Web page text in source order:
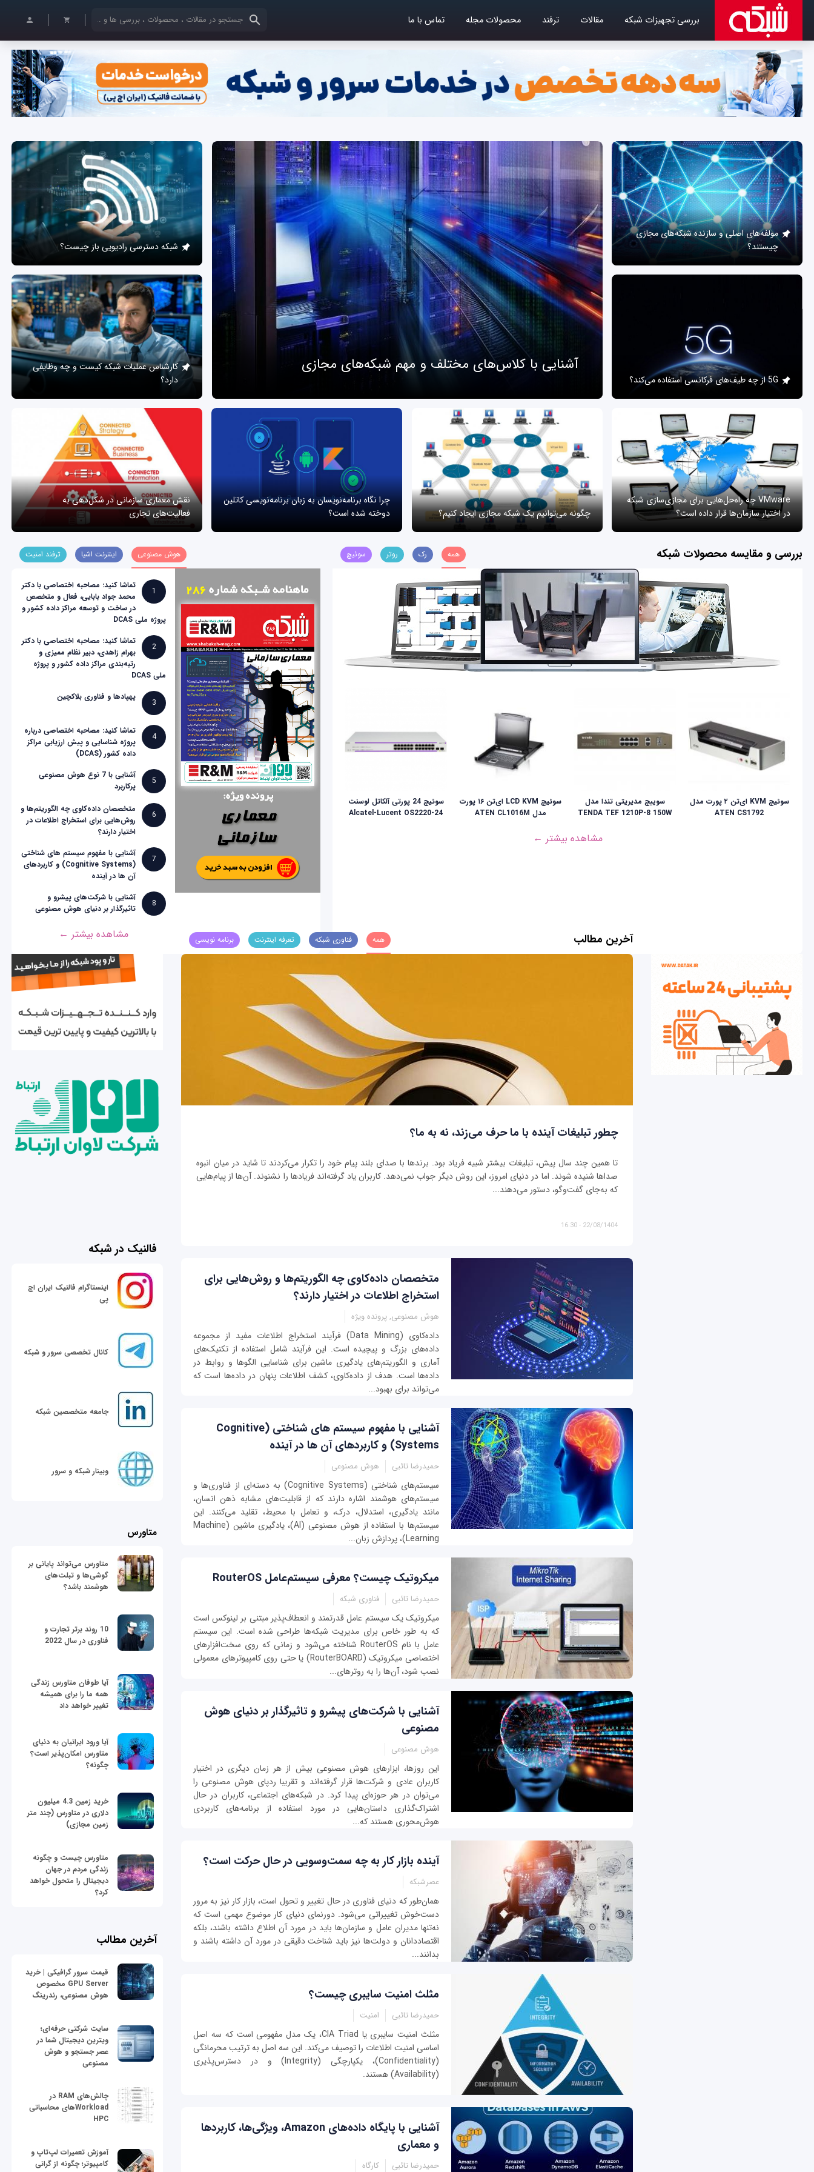
بررسی تجهیزات شبکه مقالات ترفند محصولات مجله تماس با ما کلمات کلیدی خود را وارد کنید
آشنایی با کلاس‌های مختلف و مهم شبکه‌های مجازی
مولفه‌های اصلی و سازنده شبکه‌های مجازی
چیستند؟
5G از چه طیف‌های فرکانسی استفاده می‌کند؟
شبکه دسترسی رادیویی باز چیست؟
کارشناس عملیات شبکه کیست و چه وظایفی
دارد؟
VMware چه راه‌حل‌هایی برای مجازی‌سازی شبکه
در اختیار سازمان‌ها قرار داده است؟
چگونه می‌توانیم یک شبکه مجازی ایجاد کنیم؟
چرا نگاه برنامه‌نویسان به زبان برنامه‌نویسی کاتلین
دوخته شده است؟
نقش معماری سازمانی در شکل‌دهی به
فعالیت‌های تجاری
بررسی و مقایسه محصولات شبکه همه رک روتر سوئیچ
سوئیچ KVM ای‌تن ۲ پورت مدل
ATEN CS1792
سوییچ مدیریتی تندا مدل
TENDA TEF 1210P-8 150W
سوئيچ LCD KVM ای‌تن ۱۶ پورت
مدل ATEN CL1016M
سوئیچ 24 پورتی آلکاتل لوسنت
Alcatel-Lucent OS2220-24
مشاهده بیشتر ←
هوش مصنوعی اینترنت اشیا ترفند امنیت
1
تماشا کنید: مصاحبه اختصاصی با دکتر
محمد جواد بابایی، فعال و متخصص
در ساخت و توسعه مراکز داده کشور و
پروژه ملی DCAS
2
تماشا کنید: مصاحبه اختصاصی با دکتر
بهرام زاهدی، دبیر نظام ممیزی و
رتبه‌بندی مراکز داده کشور و پروژه
ملی DCAS
3
پهپادها و فناوری بلاکچین
4
تماشا کنید: مصاحبه اختصاصی درباره
پروژه شناسایی و پیش ارزیابی مراکز
داده کشور (DCAS)
5
آشنایی با 7 نوع هوش مصنوعی
پرکاربرد
6
متخصصان داده‌کاوی چه الگوریتم‌ها و
روش‌هایی برای استخراج اطلاعات در
اختیار دارند؟
7
آشنایی با مفهوم سیستم های شناختی
(Cognitive Systems) و کاربردهای
آن ها در آینده
8
آشنایی با شرکت‌های پیشرو و
تاثیرگذار بر دنیای هوش مصنوعی
مشاهده بیشتر ← آخرین مطالب همه فناوری شبکه تعرفه اینترنت برنامه نویسی
چطور تبلیغات آینده با ما حرف می‌زند، نه به ما؟
تا همین چند سال پیش، تبلیغات بیشتر شبیه فریاد بود. برندها با صدای بلند پیام خود را تکرار می‌کردند تا شاید در میان انبوه
صداها شنیده شوند. اما در دنیای امروز، این روش دیگر جواب نمی‌دهد. کاربران یاد گرفته‌اند فریادها را نشنوند. آن‌ها از پیام‌هایی
که به‌جای گفت‌وگو، دستور می‌دهند...
22/08/1404 - 16:30
متخصصان داده‌کاوی چه الگوریتم‌ها و روش‌هایی برای
استخراج اطلاعات در اختیار دارند؟
هوش مصنوعی, پرونده ویژه
داده‌کاوی (Data Mining) فرآیند استخراج اطلاعات مفید از مجموعه
داده‌های بزرگ و پیچیده است. این فرآیند شامل استفاده از تکنیک‌های
آماری و الگوریتم‌های یادگیری ماشین برای شناسایی الگوها و روابط در
داده‌ها است. هدف از داده‌کاوی، کشف اطلاعات پنهان در داده‌ها است که
می‌تواند برای بهبود...
آشنایی با مفهوم سیستم های شناختی (Cognitive
Systems) و کاربردهای آن ها در آینده
حمیدرضا تائبی هوش مصنوعی
سیستم‌های شناختی (Cognitive Systems) به دسته‌ای از فناوری‌ها و
سیستم‌های هوشمند اشاره دارند که از قابلیت‌های مشابه ذهن انسان،
مانند یادگیری، استدلال، درک، و تعامل با محیط، تقلید می‌کنند. این
سیستم‌ها با استفاده از هوش مصنوعی (AI)، یادگیری ماشین (Machine
Learning)، پردازش زبان...
میکروتیک چیست؟ معرفی سیستم‌عامل RouterOS
حمیدرضا تائبی فناوری شبکه
میکروتیک یک سیستم عامل قدرتمند و انعطاف‌پذیر مبتنی بر لینوکس است
که به طور خاص برای مدیریت شبکه‌ها طراحی شده است. این سیستم
عامل با نام RouterOS شناخته می‌شود و زمانی که روی سخت‌افزارهای
اختصاصی میکروتیک (RouterBOARD) یا حتی روی کامپیوترهای معمولی
نصب شود، آن‌ها را به روترهای...
آشنایی با شرکت‌های پیشرو و تاثیرگذار بر دنیای هوش
مصنوعی
هوش مصنوعی
این ‌روزها، ابزارهای هوش مصنوعی بیش از هر زمان دیگری در اختیار
کاربران عادی و شرکت‌ها قرار گرفته‌اند و تقریبا ردپای هوش مصنوعی را
می‌توان در هر حوزه‌ای پیدا کرد. در شبکه‌های اجتماعی، کاربران در حال
اشتراک‌گذاری داستان‌هایی در مورد استفاده از برنامه‌های کاربردی
هوش‌محوری هستند که...
آینده بازار کار به چه سمت‌وسویی در حال حرکت است؟
عصرشبکه
همان‌طور که دنیای فناوری در حال تغییر و تحول است، بازار کار نیز به مرور
دست‌خوش تغییراتی می‌شود. دورنمای دنیای کار موضوع مهمی است که
نه‌تنها مدیران عامل و سازمان‌ها باید در مورد آن اطلاع داشته باشند، بلکه
اقتصاددانان و دولت‌ها نیز باید شناخت دقیقی در مورد آن داشته باشند و
بدانند...
مثلث امنیت سایبری چیست؟
حمیدرضا تائبی امنیت
مثلث امنیت سایبری یا CIA Triad، یک مدل مفهومی است که سه اصل
اساسی امنیت اطلاعات را توصیف می‌کند. این سه اصل به ترتیب محرمانگی
(Confidentiality)، یکپارچگی (Integrity) و در دسترس‌پذیری
(Availability) هستند.
آشنایی با پایگاه ‌داده‌های Amazon، ویژگی‌ها، کاربردها
و معماری
حمیدرضا تائبی کارگاه
فالنیک در شبکه
اینستاگرام فالنیک ایران اچ
پی
کانال تخصصی سرور و شبکه
جامعه متخصصین شبکه
وبینار شبکه و سرور
متاورس
متاورس می‌تواند پایانی بر
گوشی‌ها و تبلت‌های
هوشمند باشد؟
10 روند برتر تجارت و
فناوری در سال 2022
آیا طوفان متاورس زندگی
همه ما را برای همیشه
تغییر خواهد داد
آیا ورود ایرانیان به دنیای
متاورس امکان‌پذیر است؟
چگونه؟
خرید زمین 4.3 میلیون
دلاری در متاورس (چند متر
زمین مجازی)
متاورس چیست و چگونه
زندگی مردم در جهان
دیجیتال را متحول خواهد
کرد؟
آخرین مطالب
قیمت سرور گرافیکی | خرید
GPU Server مخصوص
هوش مصنوعی، رندرینگ
سایت شرکتی حرفه‌ای؛
ویترین دیجیتال شما در
عصر جستجو و هوش
مصنوعی
چالش‌های RAM در
Workloadهای محاسباتی
HPC
آموزش تعمیرات لپ‌تاپ و
کامپیوتر؛ چگونه از گرانی